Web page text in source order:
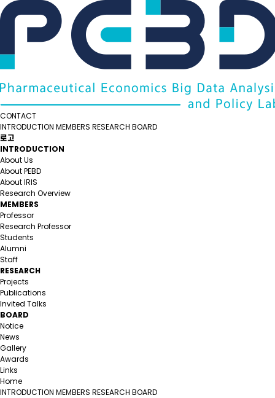
CONTACT
INTRODUCTION MEMBERS RESEARCH BOARD
로고
INTRODUCTION
About Us
About PEBD
About IRIS
Research Overview
MEMBERS
Professor
Research Professor
Students
Alumni
Staff
RESEARCH
Projects
Publications
Invited Talks
BOARD
Notice
News
Gallery
Awards
Links
Home
INTRODUCTION MEMBERS RESEARCH BOARD